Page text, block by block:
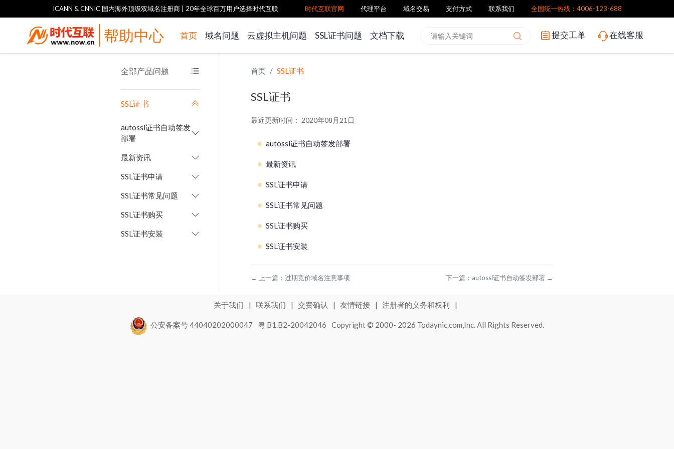
ICANN & CNNIC 国内海外顶级双域名注册商| 20年全球百万用户选择时代互联 时代互联官网 代理平台 域名交易 支付方式 联系我们 全国统一热线：4006-123-688
帮助中心 首页 域名问题 云虚拟主机问题 SSL证书问题 文档下载 提交工单 在线客服
全部产品问题
SSL证书
autossl证书自动签发
部署
最新资讯
SSL证书申请
SSL证书常见问题
SSL证书购买
SSL证书安装
首页 SSL证书
SSL证书
最近更新时间： 2020年08月21日
autossl证书自动签发部署
autossl工具自动部署证书
autossl工具自动签发证书
自动化 SSL 证书管理工具使用指南
最新资讯
SSL/TLS数字证书有效期调整通知
GlobalSign重要通知：DV SSL证书将使用新ICA
推特被黑现网络安全危机，企业该如何自保？
SSL证书续费相关问题详解
CA定义以及功能说明
SSL证书申请
证书申请-文件验证方式
Sectigo代码签名证书申请流程
Digicert&Geotrust OV/EV SSL证书签发流程
Sectigo SSL证书签发流程
如何在时代互联上自助申请DV SSL证书
如何在时代互联申请IP地址SSL证书
SSL证书常见问题
IIS 下设置https主机名灰色无法编辑
部署 SSL 证书后，浏览器提示 “网站连接不安全”
IIS服务部署证书访问报错404
域名验证时提示验证失败
普通代码签名证书和EV代码签名证书的区别
SSL证书购买
时代互联品牌升级包购买协议
如何在时代互联自助购买证书
SSL证书安装
国密标准（SM2）ssl证书安装
cdn安装ssl证书
对象存储安装ssl证书
← 上一篇： 过期竞价域名注意事项 下一篇： autossl证书自动签发部署 →
关于我们 | 联系我们 | 交费确认 | 友情链接 | 注册者的义务和权利 |
公安备案号 44040202000047 粤 B1.B2-20042046 Copyright © 2000- 2026 Todaynic.com,Inc. All Rights Reserved.